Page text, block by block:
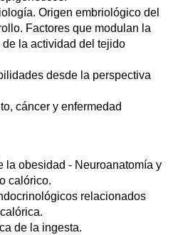
Origen embriológico del
Factores que modulan la
la actividad del tejido
desde la perspectiva
cáncer y enfermedad
la obesidad - Neuroanatomía y
calórico.
relacionados
de la ingesta.